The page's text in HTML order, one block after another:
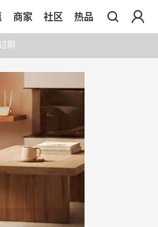
商家 社区 热品
期